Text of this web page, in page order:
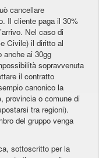
cancellare
Il cliente paga il 30%
Nel caso di
Civile) il diritto al
anche ai 30gg
sopravvenuta
il contratto
canonico la
provincia o comune di
tra regioni).
del gruppo venga
sottoscritto per la